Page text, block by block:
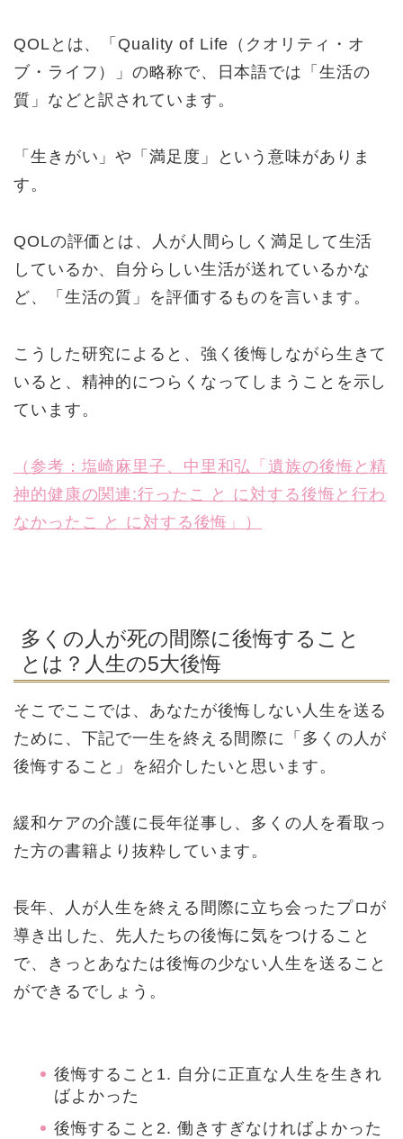
QOLとは、「Quality of Life（クオリティ・オ
ブ・ライフ）」の略称で、日本語では「生活の
質」などと訳されています。
「生きがい」や「満足度」という意味がありま
す。
QOLの評価とは、人が人間らしく満足して生活
しているか、自分らしい生活が送れているかな
ど、「生活の質」を評価するものを言います。
こうした研究によると、強く後悔しながら生きて
いると、精神的につらくなってしまうことを示し
ています。
（参考：塩崎麻里子、中里和弘「遺族の後悔と精
神的健康の関連:行ったこ と に対する後悔と行わ
なかったこ と に対する後悔」）
多くの人が死の間際に後悔すること
とは？人生の5大後悔
そこでここでは、あなたが後悔しない人生を送る
ために、下記で一生を終える間際に「多くの人が
後悔すること」を紹介したいと思います。
緩和ケアの介護に長年従事し、多くの人を看取っ
た方の書籍より抜粋しています。
長年、人が人生を終える間際に立ち会ったプロが
導き出した、先人たちの後悔に気をつけること
で、きっとあなたは後悔の少ない人生を送ること
ができるでしょう。
後悔すること1. 自分に正直な人生を生きれ
ばよかった
後悔すること2. 働きすぎなければよかった